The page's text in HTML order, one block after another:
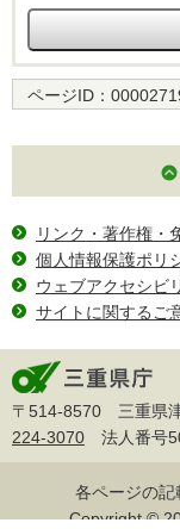
ページID：
リンク・著作権・
個人情報保護ポリ
ウェブアクセシビ
サイトに関するご
〒514-8570 三重県
224-3070 法人番号
各ページの記
Copyright ©